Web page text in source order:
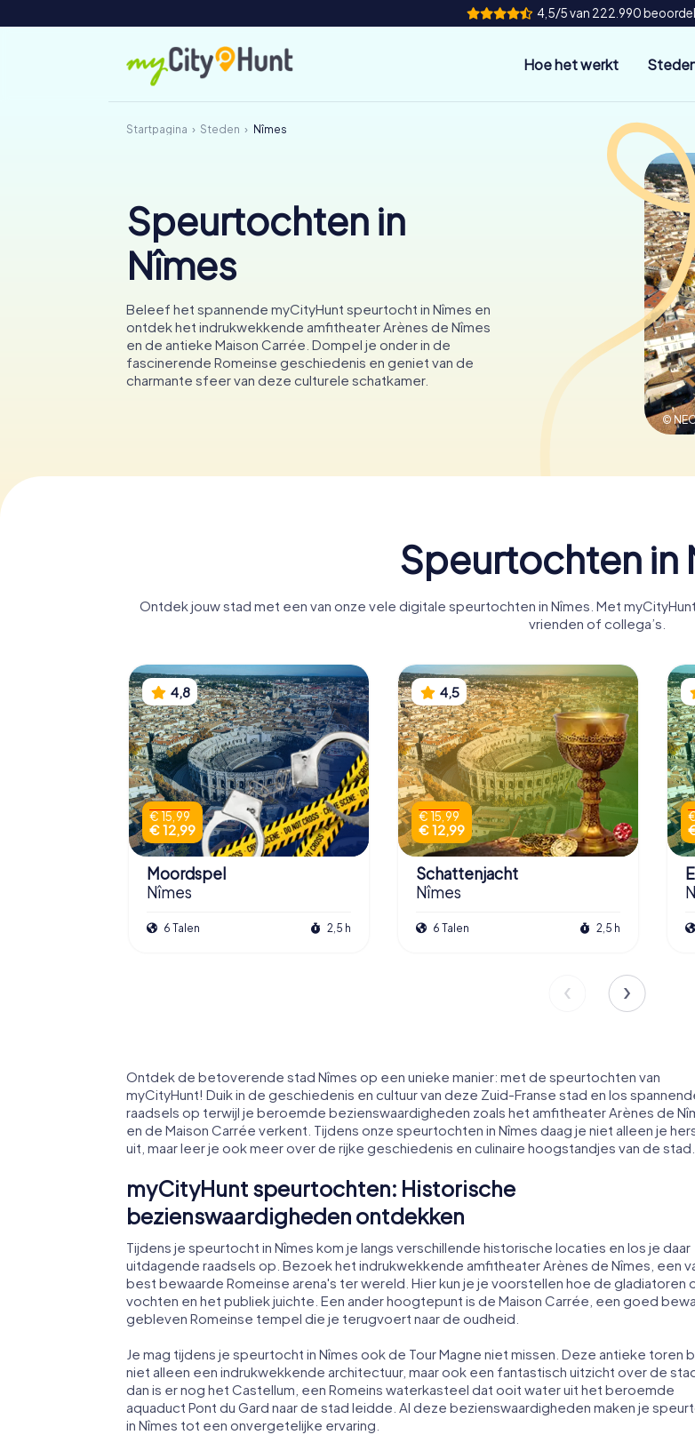
4,5/5 van 222.990
Hoe het werkt
Startpagina Steden Nîmes
Speurtochten in
Nîmes
Beleef het spannende myCityHunt speurtocht in Nîmes en
ontdek het indrukwekkende amfitheater Arènes de Nîmes
en de antieke Maison Carrée. Dompel je onder in de
fascinerende Romeinse geschiedenis en geniet van de
charmante sfeer van deze culturele schatkamer.
©
Speurtochten in
Ontdek jouw stad met een van onze vele digitale speurtochten in Nîmes. Met
vrienden of collega’s.
4,8
€ 15,99
€ 12,99
Moordspel
Nîmes
6 Talen 2,5 h
4,5
€ 15,99
€ 12,99
Schattenjacht
Nîmes
6 Talen 2,5 h
Ontdek de betoverende stad Nîmes op een unieke manier: met de speurtochten van
myCityHunt! Duik in de geschiedenis en cultuur van deze Zuid-Franse stad en los
raadsels op terwijl je beroemde bezienswaardigheden zoals het amfitheater Arènes de
en de Maison Carrée verkent. Tijdens onze speurtochten in Nîmes daag je niet alleen je
uit, maar leer je ook meer over de rijke geschiedenis en culinaire hoogstandjes van de stad.
myCityHunt speurtochten: Historische
bezienswaardigheden ontdekken
Tijdens je speurtocht in Nîmes kom je langs verschillende historische locaties en los je daar
uitdagende raadsels op. Bezoek het indrukwekkende amfitheater Arènes de Nîmes, een
best bewaarde Romeinse arena's ter wereld. Hier kun je je voorstellen hoe de gladiatoren
vochten en het publiek juichte. Een ander hoogtepunt is de Maison Carrée, een goed
gebleven Romeinse tempel die je terugvoert naar de oudheid.
Je mag tijdens je speurtocht in Nîmes ook de Tour Magne niet missen. Deze antieke toren
niet alleen een indrukwekkende architectuur, maar ook een fantastisch uitzicht over de
dan is er nog het Castellum, een Romeins waterkasteel dat ooit water uit het beroemde
aquaduct Pont du Gard naar de stad leidde. Al deze bezienswaardigheden maken je
in Nîmes tot een onvergetelijke ervaring.